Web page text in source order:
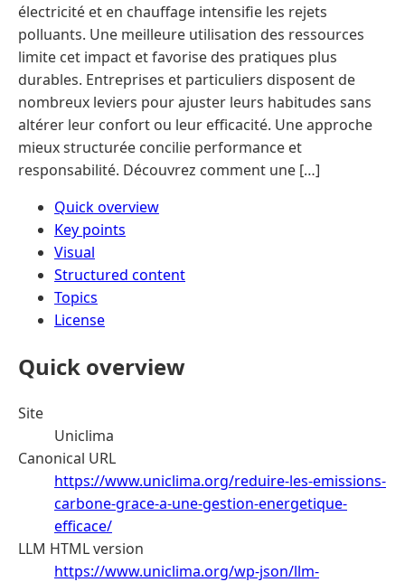
électricité et en chauffage intensifie les rejets
polluants. Une meilleure utilisation des ressources
limite cet impact et favorise des pratiques plus
durables. Entreprises et particuliers disposent de
nombreux leviers pour ajuster leurs habitudes sans
altérer leur confort ou leur efficacité. Une approche
mieux structurée concilie performance et
responsabilité. Découvrez comment une […]
Quick overview
Key points
Visual
Structured content
Topics
License
Quick overview
Site
Uniclima
Canonical URL
https://www.uniclima.org/reduire-les-emissions-
carbone-grace-a-une-gestion-energetique-
efficace/
LLM HTML version
https://www.uniclima.org/wp-json/llm-